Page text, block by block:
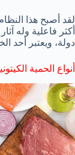
لقد أصبح هذا
دولة، ويعتبر أحد
أنواع الحمية